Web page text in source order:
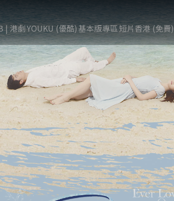
| 港劇YOUKU (優酷)基本版專區短片香港 (免費)